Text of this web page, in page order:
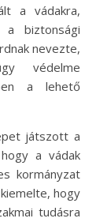
a vádakra,
a biztonsági
nevezte,
védelme
a lehető
játszott a
a vádak
kormányzat
hogy
tudásra